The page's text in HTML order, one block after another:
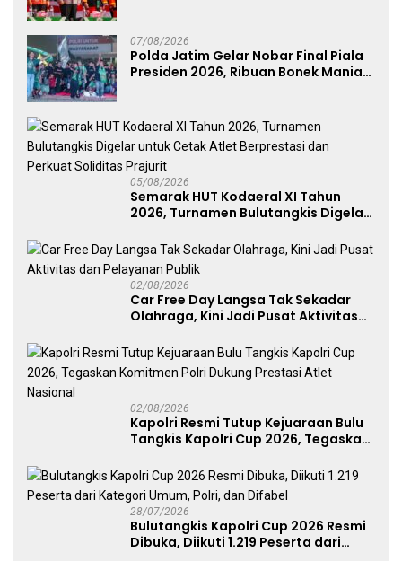
07/08/2026
Polda Jatim Gelar Nobar Final Piala
Presiden 2026, Ribuan Bonek Mania
05/08/2026
Semarak HUT Kodaeral XI Tahun
2026, Turnamen Bulutangkis Digelar
Perkuat Soliditas Prajurit
02/08/2026
Car Free Day Langsa Tak Sekadar
Olahraga, Kini Jadi Pusat Aktivitas
02/08/2026
Kapolri Resmi Tutup Kejuaraan Bulu
Tangkis Kapolri Cup 2026, Tegaskan
Atlet Nasional
28/07/2026
Bulutangkis Kapolri Cup 2026 Resmi
Dibuka, Diikuti 1.219 Peserta dari